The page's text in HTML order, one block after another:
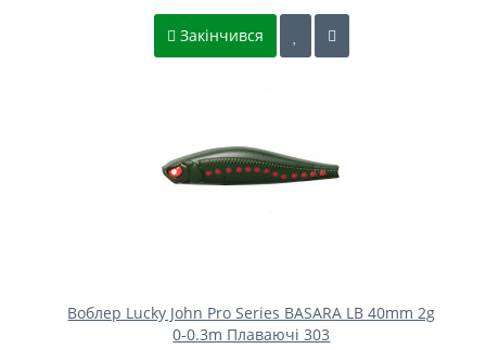
Закінчився
Воблер Lucky John Pro Series BASARA LB 40mm 2g
0-0.3m Плаваючі 303